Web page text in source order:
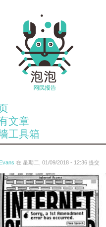
文章
工具箱
在 星期二, 01/09/2018 - 12:36 提交